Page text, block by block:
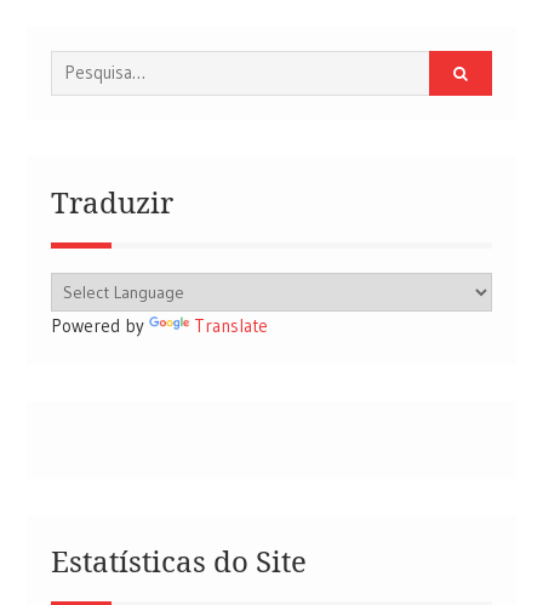
Procurar
por:
Traduzir
Powered by Translate
Estatísticas do Site